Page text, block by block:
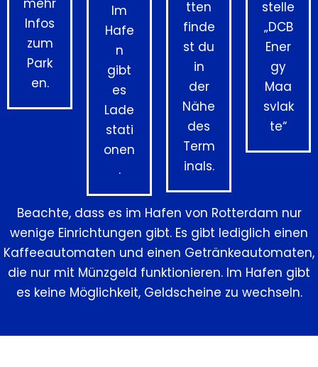
Infos
zum
Park
en.
Im
Hafe
n
gibt
es
Lade
stati
onen
.
tten
finde
st du
in
der
Nähe
des
Term
inals.
stelle
„DCB
Ener
gy
Maa
svlak
te“
Beachte, dass es im Hafen von Rotterdam nur
wenige Einrichtungen gibt. Es gibt lediglich einen
Kaffeeautomaten und einen Getränkeautomaten,
die nur mit Münzgeld funktionieren. Im Hafen gibt
es keine Möglichkeit, Geldscheine zu wechseln.